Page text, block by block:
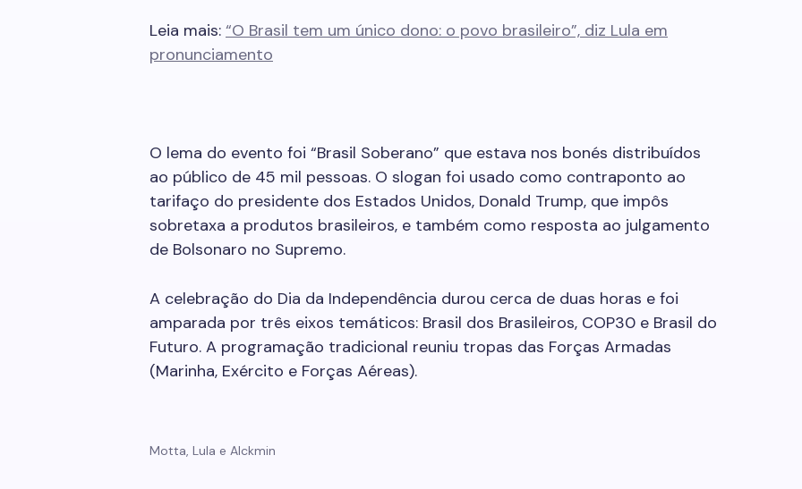
Leia mais: “O Brasil tem um único dono: o povo brasileiro”, diz Lula em
pronunciamento
O lema do evento foi “Brasil Soberano” que estava nos bonés distribuídos
ao público de 45 mil pessoas. O slogan foi usado como contraponto ao
tarifaço do presidente dos Estados Unidos, Donald Trump, que impôs
sobretaxa a produtos brasileiros, e também como resposta ao julgamento
de Bolsonaro no Supremo.
A celebração do Dia da Independência durou cerca de duas horas e foi
amparada por três eixos temáticos: Brasil dos Brasileiros, COP30 e Brasil do
Futuro. A programação tradicional reuniu tropas das Forças Armadas
(Marinha, Exército e Forças Aéreas).
Motta, Lula e Alckmin